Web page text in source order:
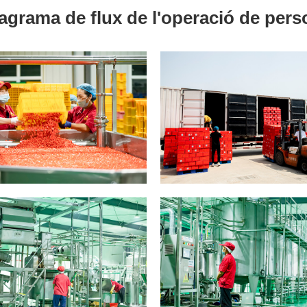
de flux de l'operació de